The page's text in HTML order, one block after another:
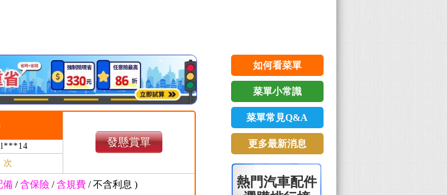
發懸賞單
次
備 /含保險 /含規費 /不含利息 )
如何看菜單
菜單小常識
菜單常見Q&A
更多最新消息
熱門汽車配件